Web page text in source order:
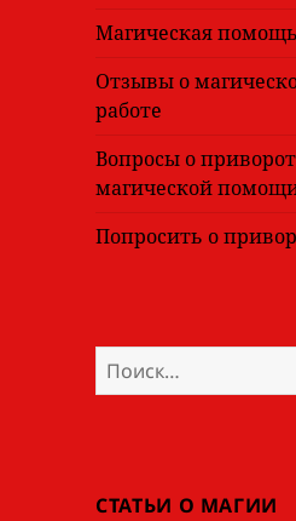
Магическая помощь
Отзывы о
работе
Вопросы о
магической
Попросить о
Найти:
СТАТЬИ О МАГИИ